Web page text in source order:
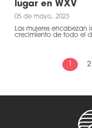
lugar en WXV
05 de mayo, 2023
Las mujeres encabezan
crecimiento de todo el
2